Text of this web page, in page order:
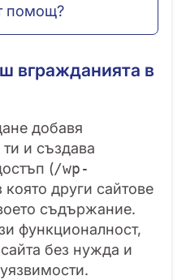
помощ?
вгражданията в
добавя
и създава
(/wp-
която други сайтове
съдържание.
функционалност,
без нужда и